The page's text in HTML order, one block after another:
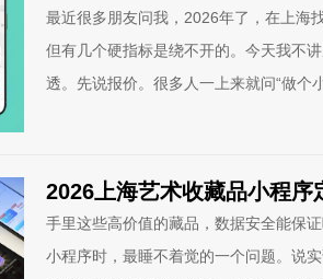
最近很多朋友问我，2026年了，在上海
但有几个硬指标是绕不开的。今天我不
透。先说报价。很多人一上来就问“做个
2026上海艺术收藏品小程序
手里这些高价值的藏品，数据安全能保
小程序时，最睡不着觉的一个问题。说